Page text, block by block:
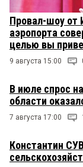
Провал-шоу от
аэропорта
целью вы
9 августа 15:00
В июле спрос
области
7 августа 17:00
Константин